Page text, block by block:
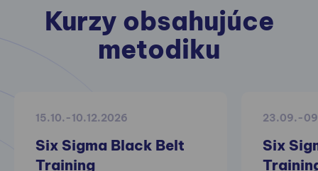
Kurzy obsahujúce
metodiku
15.10.-10.12.2026
Six Sigma Black Belt
Training
23.09.-
Six